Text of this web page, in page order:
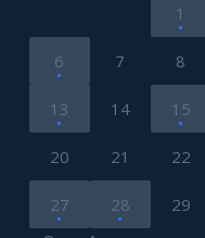
1
6 7 8
13 14 15
20 21 22
27 28 29